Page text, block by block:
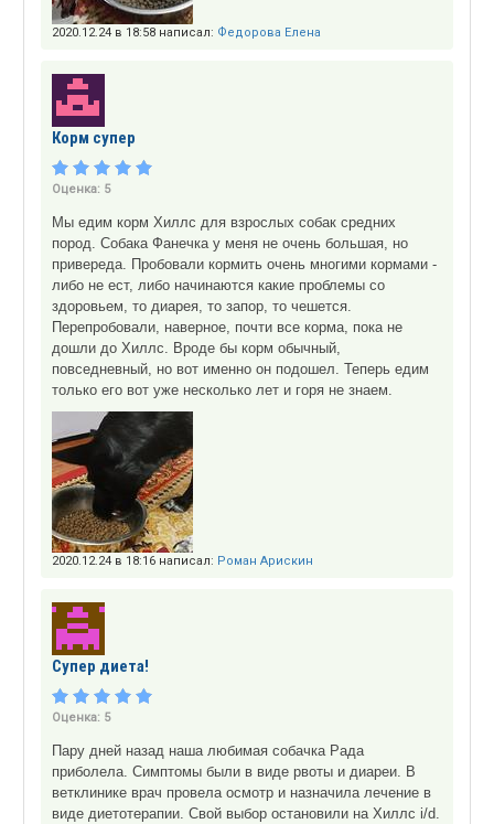
2020.12.24 в 18:58 написал: Федорова Елена
Корм супер
Оценка: 5
Мы едим корм Хиллс для взрослых собак средних
пород. Собака Фанечка у меня не очень большая, но
привереда. Пробовали кормить очень многими кормами -
либо не ест, либо начинаются какие проблемы со
здоровьем, то диарея, то запор, то чешется.
Перепробовали, наверное, почти все корма, пока не
дошли до Хиллс. Вроде бы корм обычный,
повседневный, но вот именно он подошел. Теперь едим
только его вот уже несколько лет и горя не знаем.
2020.12.24 в 18:16 написал: Роман Арискин
Супер диета!
Оценка: 5
Пару дней назад наша любимая собачка Рада
приболела. Симптомы были в виде рвоты и диареи. В
ветклинике врач провела осмотр и назначила лечение в
виде диетотерапии. Свой выбор остановили на Хиллс i/d.